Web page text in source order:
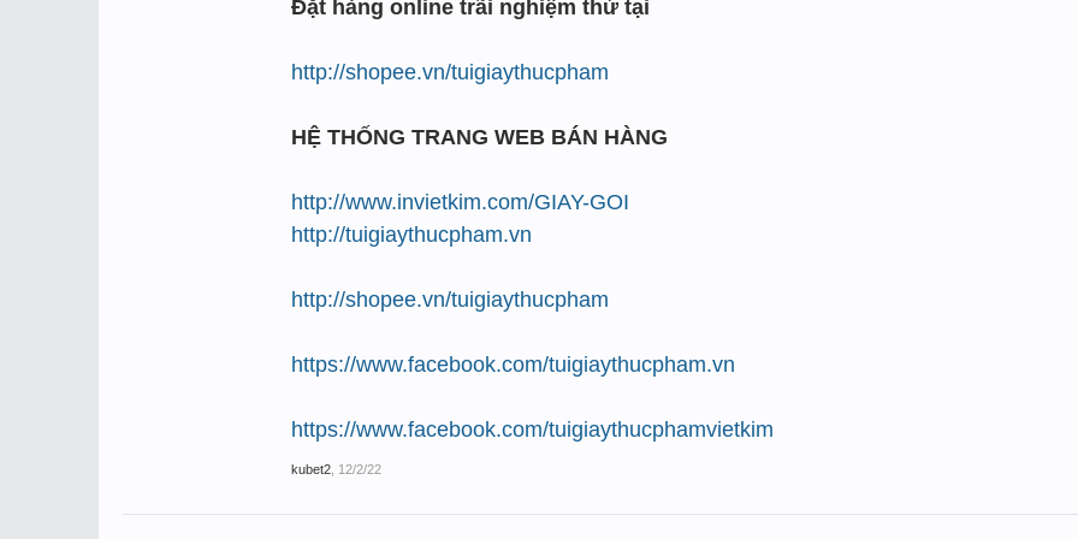
Đặt hàng online trãi nghiệm thử tại
http://shopee.vn/tuigiaythucpham
HỆ THỐNG TRANG WEB BÁN HÀNG
http://www.invietkim.com/GIAY-GOI
http://tuigiaythucpham.vn
http://shopee.vn/tuigiaythucpham
https://www.facebook.com/tuigiaythucpham.vn
https://www.facebook.com/tuigiaythucphamvietkim
kubet2 12/2/22